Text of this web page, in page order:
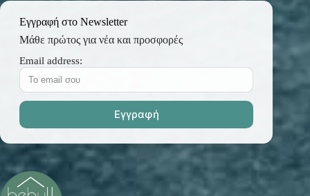
Εγγραφή στο Newsletter
Μάθε πρώτος για νέα και προσφορές
Email address: